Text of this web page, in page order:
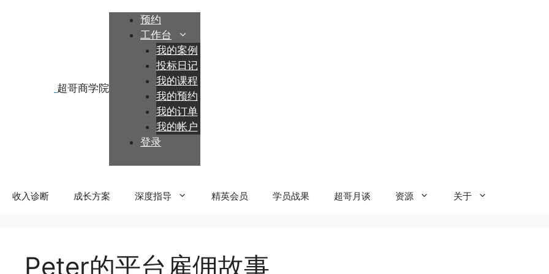
预约
工作台
我的案例
投标日记
我的课程
我的预约
我的订单
我的帐户
登录
收入诊断 成长方案 深度指导 精英会员 学员战果 超哥月谈 资源 关于
Peter的平台雇佣故事